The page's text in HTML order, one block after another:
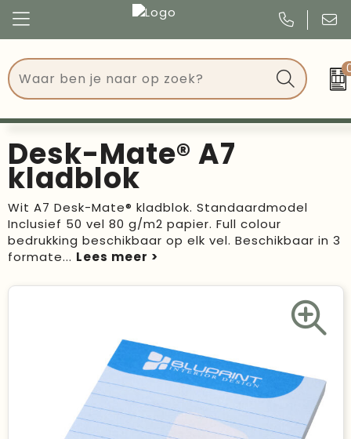
Tassen
Drinkwaren
Events
Give Aways
Schrijfwaren
Duurzame keuzes
Made in Europe
Congres
Events
Kerst
Verjaardagen
Voetbal, EK en WK
Desk-Mate® A7
kladblok
Wit A7 Desk-Mate® kladblok. Standaardmodel
Inclusief 50 vel 80 g/m2 papier. Full colour
bedrukking beschikbaar op elk vel. Beschikbaar in 3
formate...